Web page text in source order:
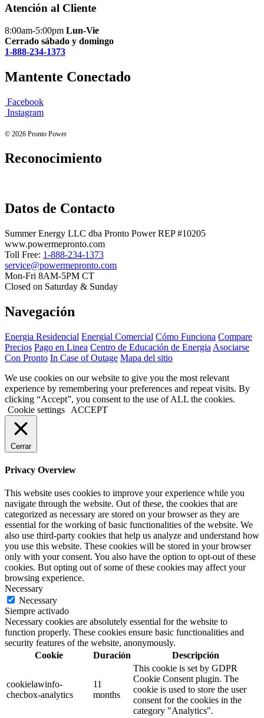
Atención al Cliente
8:00am-5:00pm Lun-Vie
Cerrado sábado y domingo
1-888-234-1373
Mantente Conectado
Facebook
Instagram
© 2026 Pronto Power
Reconocimiento
Datos de Contacto
Summer Energy LLC dba Pronto Power REP #10205
www.powermepronto.com
Toll Free: 1-888-234-1373
service@powermepronto.com
Mon-Fri 8AM-5PM CT
Closed on Saturday & Sunday
Navegación
Energia Residencial Energial Comercial Cómo Funciona Compare
Precios Pago en Linea Centro de Educación de Energia Asociarse
Con Pronto In Case of Outage Mapa del sitio
We use cookies on our website to give you the most relevant
experience by remembering your preferences and repeat visits. By
clicking “Accept”, you consent to the use of ALL the cookies.
Cookie settings
ACCEPT
Cerrar
Privacy Overview
This website uses cookies to improve your experience while you
navigate through the website. Out of these, the cookies that are
categorized as necessary are stored on your browser as they are
essential for the working of basic functionalities of the website. We
also use third-party cookies that help us analyze and understand how
you use this website. These cookies will be stored in your browser
only with your consent. You also have the option to opt-out of these
cookies. But opting out of some of these cookies may affect your
browsing experience.
Necessary
Necessary
Siempre activado
Necessary cookies are absolutely essential for the website to
function properly. These cookies ensure basic functionalities and
security features of the website, anonymously.
Cookie
Duración Descripción
cookielawinfo-
checbox-analytics
11
months
This cookie is set by GDPR
Cookie Consent plugin. The
cookie is used to store the user
consent for the cookies in the
category "Analytics".